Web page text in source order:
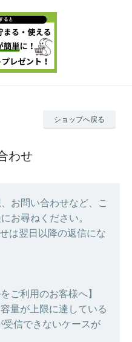
ショップへ戻る
わせ
お問い合わせなど、こ
お尋ねください。
は翌日以降の返信にな
ご利用のお客様へ】
量が上限に達している
受信できないケースが